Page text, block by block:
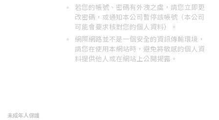
若您的帳號、密碼有外洩之虞，請您立即更
改密碼，或通知本公司暫停該帳號（本公司
可能會要求核對您的個人資料）。
網際網路並不是一個安全的資訊傳輸環境，
請您在使用本網站時，避免將敏感的個人資
料提供他人或在網站上公開揭露。
未成年人保護